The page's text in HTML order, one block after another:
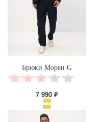
Брюки Морен G
7 990 ₽